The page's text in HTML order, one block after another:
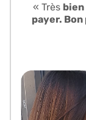
« Très
payer. Bon